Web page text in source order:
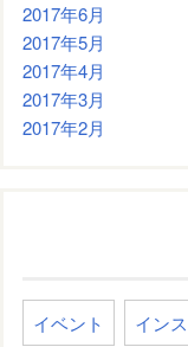
2017年6月
2017年5月
2017年4月
2017年3月
2017年2月
イベント イン